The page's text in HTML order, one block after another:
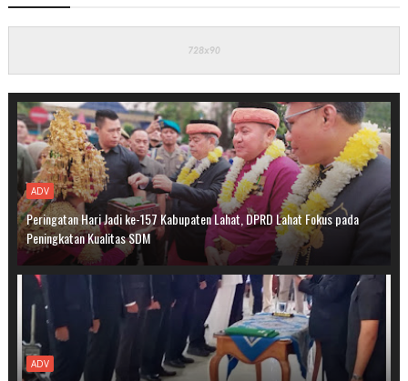
ADV
Peringatan Hari Jadi ke-157 Kabupaten Lahat, DPRD Lahat Fokus pada
Peningkatan Kualitas SDM
ADV